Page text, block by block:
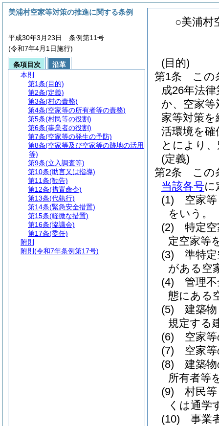
○美浦村
(目的)
第1条
この
成26年法
か、空家
家等対策
活環境を
とにより
(定義)
第2条
この
当該各号に
(1)
空家
をいう。
(2)
特定
定空家等
(3)
準特
がある空
(4)
管理
態にある
(5)
建築
規定する
(6)
空家
(7)
空家
(8)
建築
所有者等
(9)
村民
くは通学
(10)
事業
美浦村空家等対策の推進に関する条例
平成30年3月23日 条例第11号
(令和7年4月1日施行)
条項目次
沿革
本則
第1条(目的)
第2条(定義)
第3条(村の責務)
第4条(空家等の所有者等の責務)
第5条(村民等の役割)
第6条(事業者の役割)
第7条(空家等の発生の予防)
第8条(空家等及び空家等の跡地の活用
等)
第9条(立入調査等)
第10条(助言又は指導)
第11条(勧告)
第12条(措置命令)
第13条(代執行)
第14条(緊急安全措置)
第15条(軽微な措置)
第16条(協議会)
第17条(委任)
附則
附則 (令和7年条例第17号)